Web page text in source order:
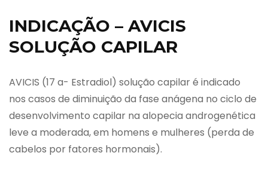
INDICAÇÃO – AVICIS
SOLUÇÃO CAPILAR
AVICIS (17 a- Estradiol) solução capilar é indicado
nos casos de diminuição da fase anágena no ciclo de
desenvolvimento capilar na alopecia androgenética
leve a moderada, em homens e mulheres (perda de
cabelos por fatores hormonais).